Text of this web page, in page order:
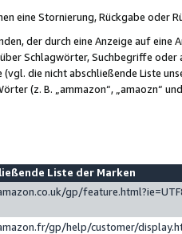
eine Stornierung, Rückgabe oder
der durch eine Anzeige auf
Schlagwörter, Suchbegriffe
die nicht abschließende Liste
(z. B. „ammazon“, „amaozn“
Liste der Marken
gp/
gp/help/customer/